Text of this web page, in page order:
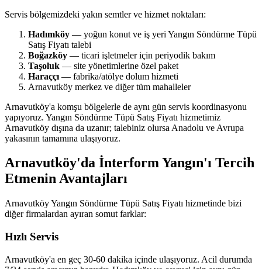
Servis bölgemizdeki yakın semtler ve hizmet noktaları:
Hadımköy — yoğun konut ve iş yeri Yangın Söndürme Tüpü
Satış Fiyatı talebi
Boğazköy — ticari işletmeler için periyodik bakım
Taşoluk — site yönetimlerine özel paket
Haraççı — fabrika/atölye dolum hizmeti
Arnavutköy merkez ve diğer tüm mahalleler
Arnavutköy'a komşu bölgelerle de aynı gün servis koordinasyonu
yapıyoruz. Yangın Söndürme Tüpü Satış Fiyatı hizmetimiz
Arnavutköy dışına da uzanır; talebiniz olursa Anadolu ve Avrupa
yakasının tamamına ulaşıyoruz.
Arnavutköy'da İnterform Yangın'ı Tercih
Etmenin Avantajları
Arnavutköy Yangın Söndürme Tüpü Satış Fiyatı hizmetinde bizi
diğer firmalardan ayıran somut farklar:
Hızlı Servis
Arnavutköy'a en geç 30-60 dakika içinde ulaşıyoruz. Acil durumda